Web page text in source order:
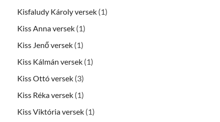
Kisfaludy Károly versek (1)
Kiss Anna versek (1)
Kiss Jenő versek (1)
Kiss Kálmán versek (1)
Kiss Ottó versek (3)
Kiss Réka versek (1)
Kiss Viktória versek (1)